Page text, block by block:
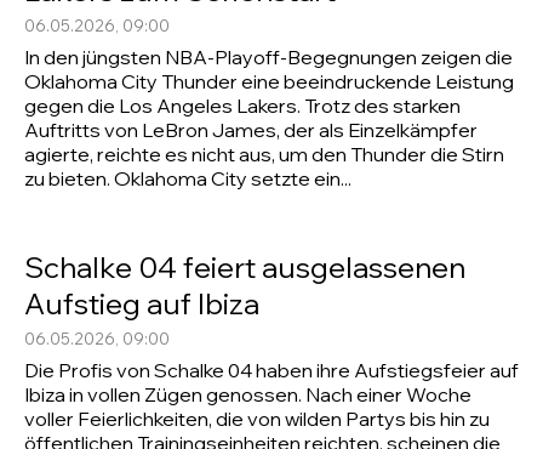
06.05.2026, 09:00
In den jüngsten NBA-Playoff-Begegnungen zeigen die
Oklahoma City Thunder eine beeindruckende Leistung
gegen die Los Angeles Lakers. Trotz des starken
Auftritts von LeBron James, der als Einzelkämpfer
agierte, reichte es nicht aus, um den Thunder die Stirn
zu bieten. Oklahoma City setzte ein...
Schalke 04 feiert ausgelassenen
Aufstieg auf Ibiza
06.05.2026, 09:00
Die Profis von Schalke 04 haben ihre Aufstiegsfeier auf
Ibiza in vollen Zügen genossen. Nach einer Woche
voller Feierlichkeiten, die von wilden Partys bis hin zu
öffentlichen Trainingseinheiten reichten, scheinen die